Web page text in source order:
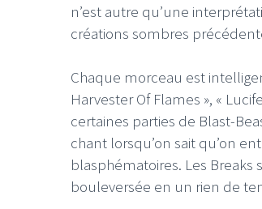
n’est autre qu’une
créations sombres
Chaque morceau est
Harvester Of Flames », «
certaines parties de Blast-
chant lorsqu’on sait qu’on
blasphématoires. Les
bouleversée en un rien de